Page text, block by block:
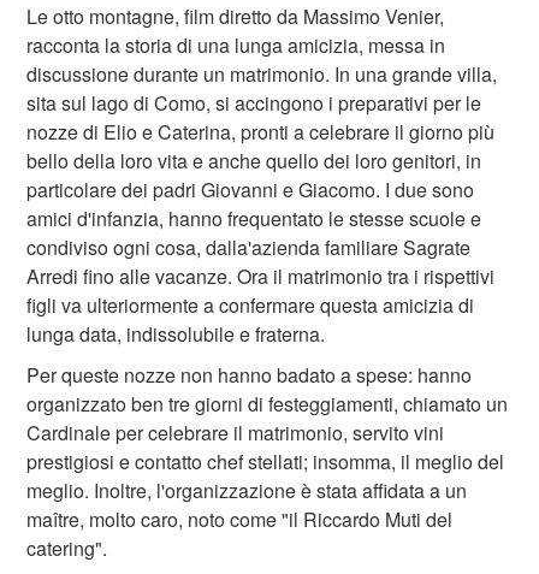
Le otto montagne, film diretto da Massimo Venier,
racconta la storia di una lunga amicizia, messa in
discussione durante un matrimonio. In una grande villa,
sita sul lago di Como, si accingono i preparativi per le
nozze di Elio e Caterina, pronti a celebrare il giorno più
bello della loro vita e anche quello dei loro genitori, in
particolare dei padri Giovanni e Giacomo. I due sono
amici d'infanzia, hanno frequentato le stesse scuole e
condiviso ogni cosa, dalla'azienda familiare Sagrate
Arredi fino alle vacanze. Ora il matrimonio tra i rispettivi
figli va ulteriormente a confermare questa amicizia di
lunga data, indissolubile e fraterna.
Per queste nozze non hanno badato a spese: hanno
organizzato ben tre giorni di festeggiamenti, chiamato un
Cardinale per celebrare il matrimonio, servito vini
prestigiosi e contatto chef stellati; insomma, il meglio del
meglio. Inoltre, l'organizzazione è stata affidata a un
maître, molto caro, noto come "il Riccardo Muti del
catering".